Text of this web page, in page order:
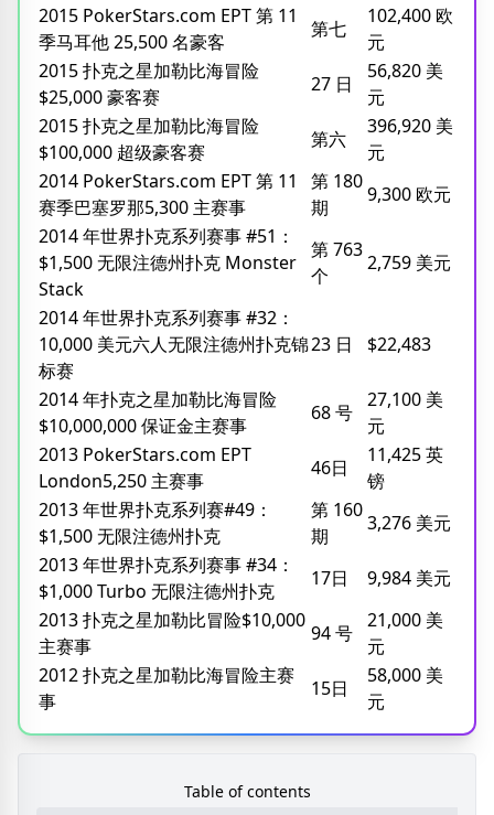
2015 PokerStars.com EPT 第 11
季马耳他 25,500 名豪客
第七
102,400 欧
元
2015 扑克之星加勒比海冒险
$25,000 豪客赛
27 日
56,820 美
元
2015 扑克之星加勒比海冒险
$100,000 超级豪客赛
第六
396,920 美
元
2014 PokerStars.com EPT 第 11
赛季巴塞罗那5,300 主赛事
第 180
期
9,300 欧元
2014 年世界扑克系列赛事 #51：
$1,500 无限注德州扑克 Monster
Stack
第 763
个
2,759 美元
2014 年世界扑克系列赛事 #32：
10,000 美元六人无限注德州扑克锦
标赛
23 日 $22,483
2014 年扑克之星加勒比海冒险
$10,000,000 保证金主赛事
68 号
27,100 美
元
2013 PokerStars.com EPT
London5,250 主赛事
46日
11,425 英
镑
2013 年世界扑克系列赛#49：
$1,500 无限注德州扑克
第 160
期
3,276 美元
2013 年世界扑克系列赛事 #34：
$1,000 Turbo 无限注德州扑克
17日
9,984 美元
2013 扑克之星加勒比冒险$10,000
主赛事
94 号
21,000 美
元
2012 扑克之星加勒比海冒险主赛
事
15日
58,000 美
元
Table of contents